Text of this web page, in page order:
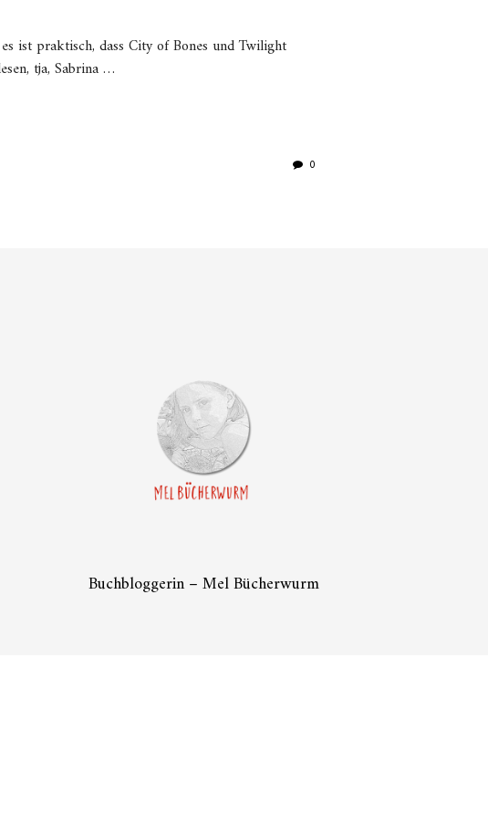
ist praktisch, dass City of Bones und Twilight
tja, Sabrina …
0
Buchbloggerin – Mel Bücherwurm